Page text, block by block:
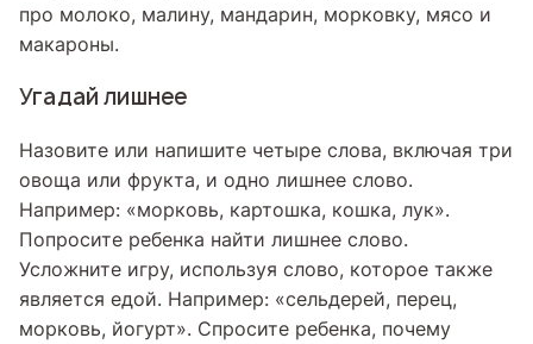
про молоко, малину, мандарин, морковку, мясо и
макароны.
Угадай лишнее
Назовите или напишите четыре слова, включая три
овоща или фрукта, и одно лишнее слово.
Например: «морковь, картошка, кошка, лук».
Попросите ребенка найти лишнее слово.
Усложните игру, используя слово, которое также
является едой. Например: «сельдерей, перец,
морковь, йогурт». Спросите ребенка, почему